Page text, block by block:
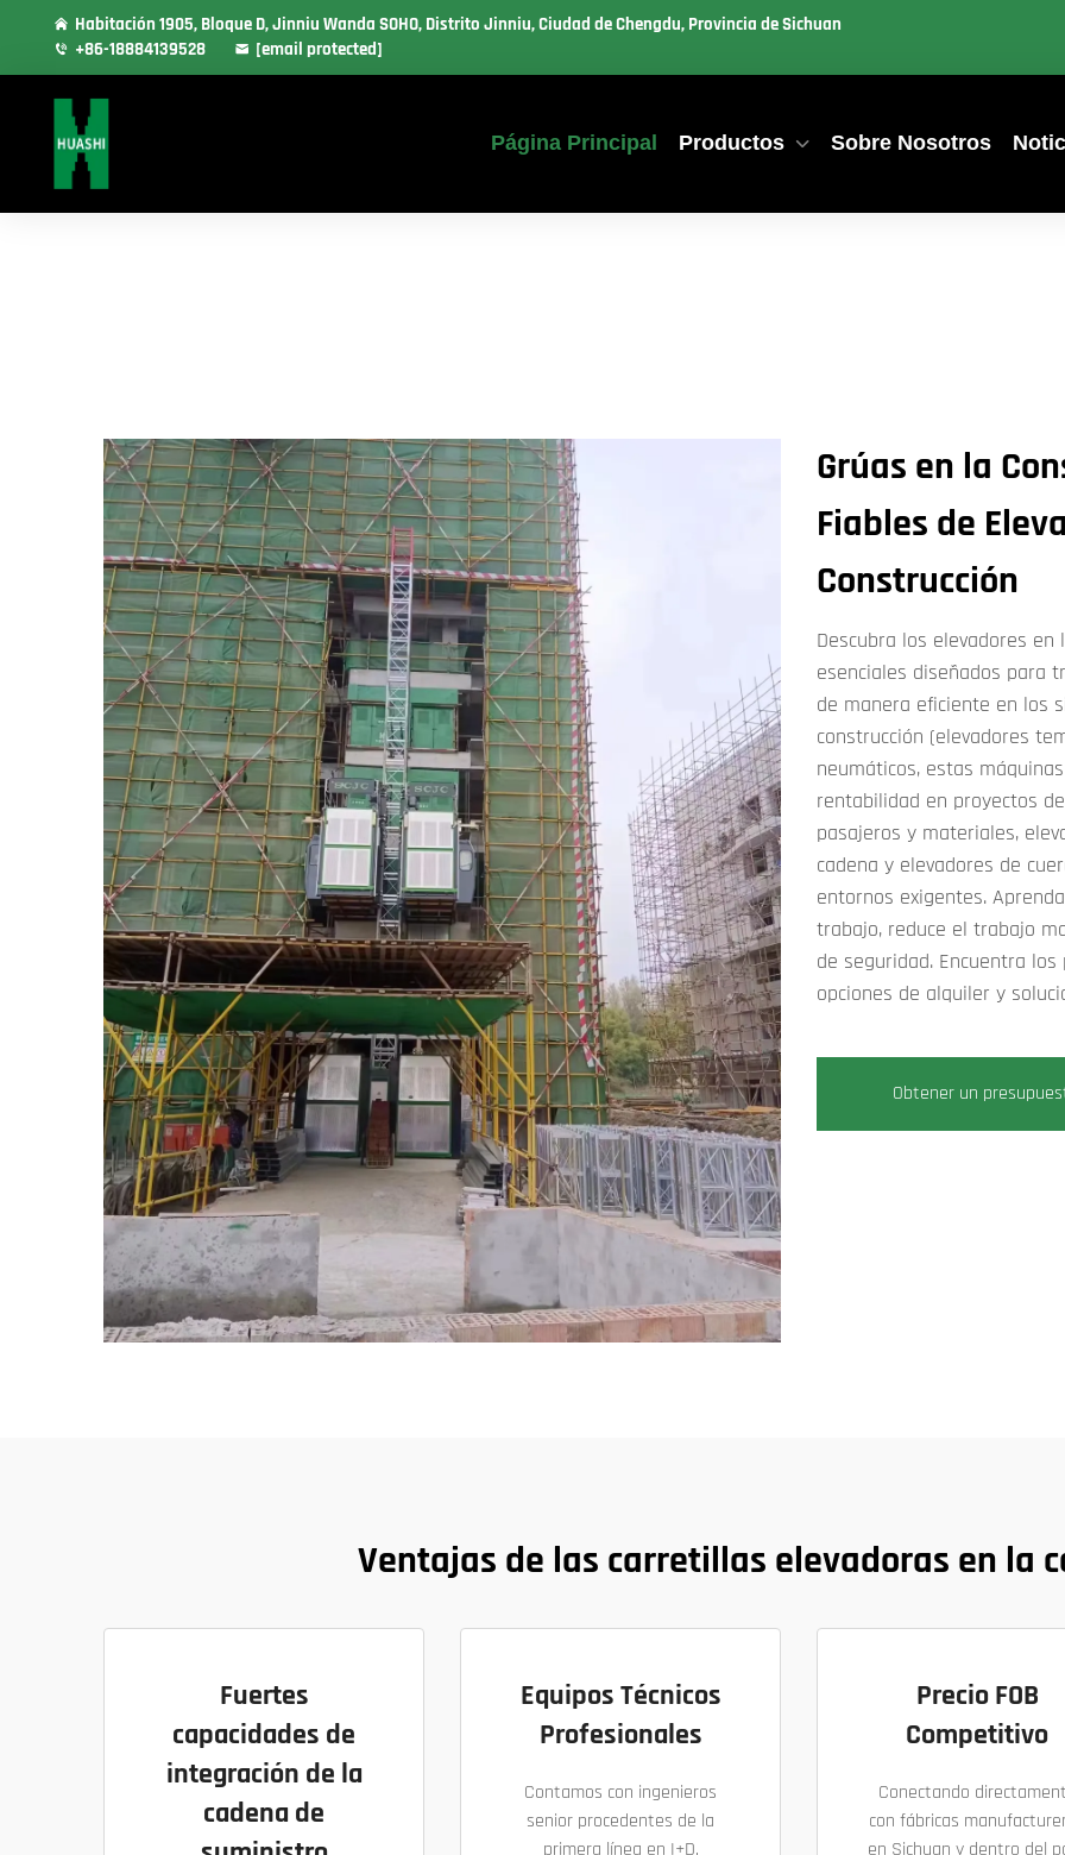
Habitación 1905, Bloque D, Jinniu Wanda SOHO, Distrito Jinniu, Ciudad de Chengdu, Provincia de Sichuan
+86-18884139528
[email protected]
Página Principal Productos Sobre Nosotros
Grúas en la
Fiables de
Construcción
Descubra los elevadores
esenciales diseñados para
de manera eficiente en los
construcción (elevadores
neumáticos, estas
rentabilidad en proyectos
pasajeros y materiales,
cadena y elevadores de
entornos exigentes.
trabajo, reduce el trabajo
de seguridad. Encuentra
opciones de alquiler y
Obtener un
Ventajas de las carretillas elevadoras en la
Fuertes
capacidades de
integración de la
cadena de
Equipos Técnicos
Profesionales
Contamos con ingenieros
senior procedentes de la
primera línea en I+D,
Precio FOB
Competitivo
Conectando
con fábricas
en Sichuan y dentro del